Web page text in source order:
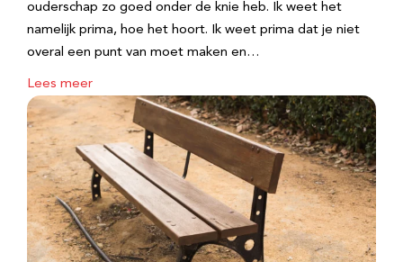
ouderschap zo goed onder de knie heb. Ik weet het
namelijk prima, hoe het hoort. Ik weet prima dat je niet
overal een punt van moet maken en…
Lees meer